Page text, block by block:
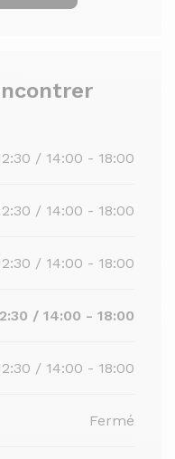
/ 14:00 - 18:00
/ 14:00 - 18:00
/ 14:00 - 18:00
/ 14:00 - 18:00
/ 14:00 - 18:00
Fermé